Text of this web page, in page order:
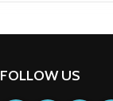
FOLLOW US